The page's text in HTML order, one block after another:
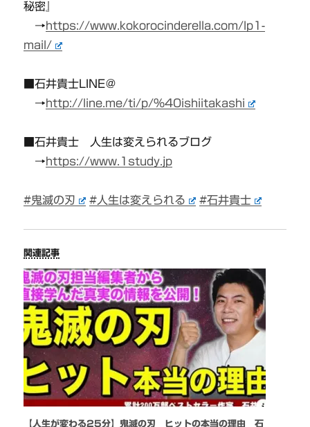
秘密』
→https://www.kokorocinderella.com/lp1-
mail/
■石井貴士LINE＠
→http://line.me/ti/p/%40ishiitakashi
■石井貴士 人生は変えられるブログ
→https://www.1study.jp
#鬼滅の刃 #人生は変えられる #石井貴士
関連記事
【人生が変わる25分】鬼滅の刃 ヒットの本当の理由 石